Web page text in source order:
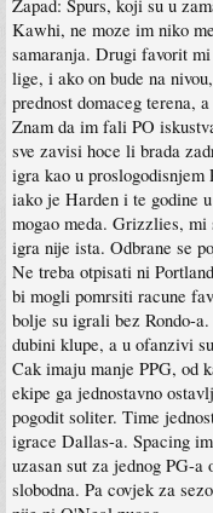
Zapad: Spurs, koji su u
Kawhi, ne moze im niko
samaranja. Drugi favorit
lige, i ako on bude na
prednost domaceg terena,
Znam da im fali PO
sve zavisi hoce li brada
igra kao u
iako je Harden i te godine
mogao meda. Grizzlies,
igra nije ista. Odbrane se
Ne treba otpisati ni
bi mogli pomrsiti racune
bolje su igrali bez Rondo-
dubini klupe, a u ofanzivi
Cak imaju manje PPG, od
ekipe ga jednostavno
pogodit soliter. Time
igrace Dallas-a. Spacing
uzasan sut za jednog PG-a
slobodna. Pa covjek za